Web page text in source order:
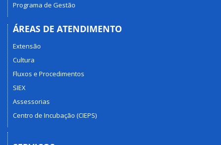
Programa de Gestão
ÁREAS DE ATENDIMENTO
Extensão
Cultura
Fluxos e Procedimentos
SIEX
Assessorias
Centro de Incubação (CIEPS)